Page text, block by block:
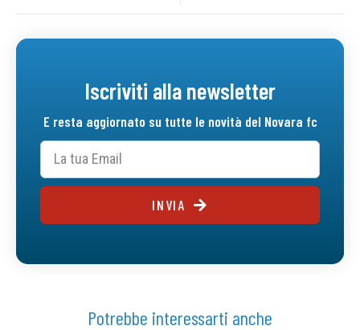
Iscriviti alla newsletter
E resta aggiornato su tutte le novità del Novara fc
INVIA
Potrebbe interessarti anche